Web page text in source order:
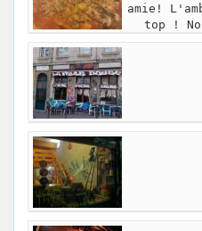
amie!
top !